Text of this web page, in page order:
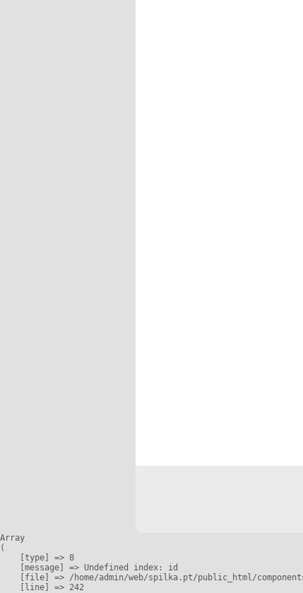
Array
(
    [type] => 8
    [message] => Undefined index: id
[file] => /home/admin/web/spilka.pt/public_html/
    [line] => 242